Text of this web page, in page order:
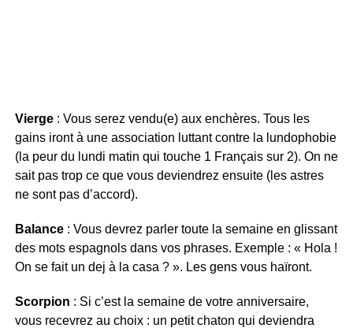
Vierge : Vous serez vendu(e) aux enchères. Tous les
gains iront à une association luttant contre la lundophobie
(la peur du lundi matin qui touche 1 Français sur 2). On ne
sait pas trop ce que vous deviendrez ensuite (les astres
ne sont pas d’accord).
Balance: Vous devrez parler toute la semaine en glissant
des mots espagnols dans vos phrases. Exemple : « Hola !
On se fait un dej à la casa ? ». Les gens vous haïront.
Scorpion : Si c’est la semaine de votre anniversaire,
vous recevrez au choix : un petit chaton qui deviendra